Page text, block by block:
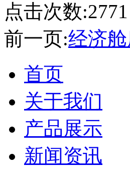
点击次数:
前一页:经济
首页
关于我们
产品展示
新闻资讯